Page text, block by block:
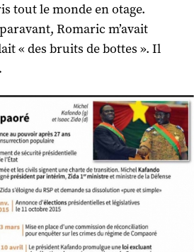
tout le monde en otage.
Romaric m’avait
« des bruits de bottes ». Il